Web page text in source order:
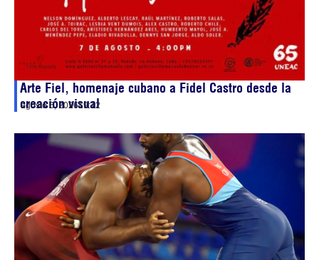
Arte Fiel, homenaje cubano a Fidel Castro desde la
creación visual
agosto 6, 202619:12